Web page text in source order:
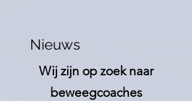
Nieuws
Wij zijn op zoek naar
beweegcoaches